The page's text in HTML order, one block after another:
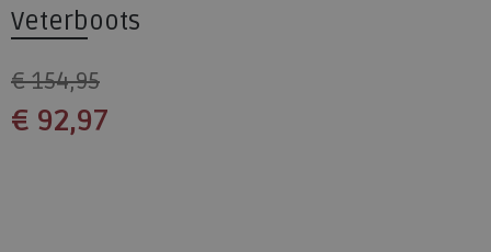
Veterboots
€ 154,95
€ 92,97